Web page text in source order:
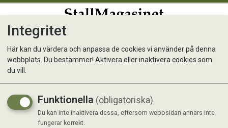
Visar 3 produkter
Integritet
Här kan du värdera och anpassa de cookies vi använder på denna
webbplats. Du bestämmer! Aktivera eller inaktivera cookies som
du vill.
Funktionella (obligatoriska)
Du kan inte inaktivera dessa, eftersom webbsidan annars inte
fungerar korrekt.